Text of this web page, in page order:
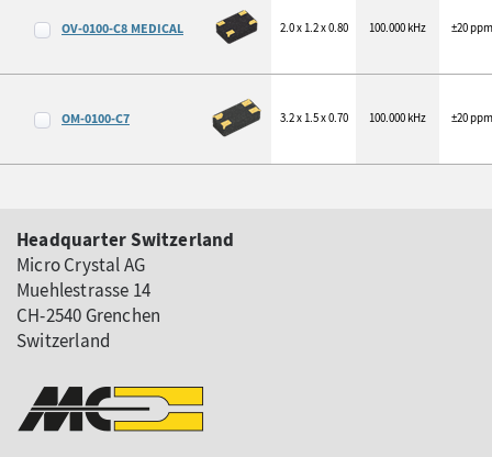
OV-0100-C8 MEDICAL 2.0 x 1.2 x 0.80 100.000 kHz ±20 ppm
OM-0100-C7 3.2 x 1.5 x 0.70 100.000 kHz ±20 ppm
Headquarter Switzerland
Micro Crystal AG
Muehlestrasse 14
CH-2540 Grenchen
Switzerland